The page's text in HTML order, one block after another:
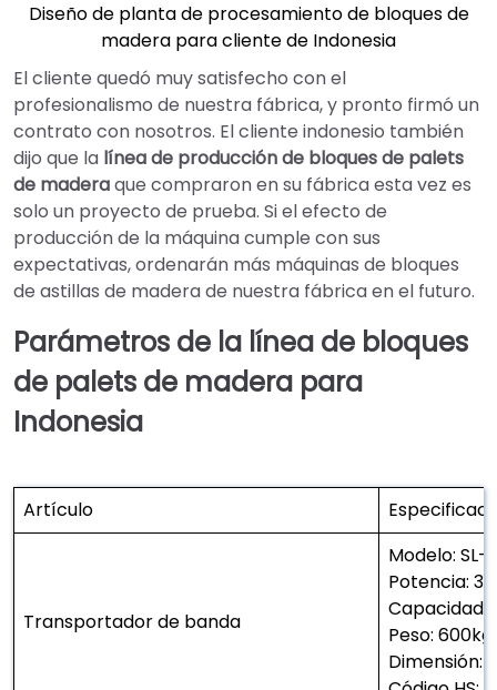
Diseño de planta de procesamiento de bloques de
madera para cliente de Indonesia
El cliente quedó muy satisfecho con el
profesionalismo de nuestra fábrica, y pronto firmó un
contrato con nosotros. El cliente indonesio también
dijo que la línea de producción de bloques de palets
de maderaque compraron en su fábrica esta vez es
solo un proyecto de prueba. Si el efecto de
producción de la máquina cumple con sus
expectativas, ordenarán más máquinas de bloques
de astillas de madera de nuestra fábrica en el futuro.
Parámetros de la línea de bloques
de palets de madera para
Indonesia
Artículo
Transportador de banda
Modelo:
Potencia:
Capacidad:
Peso: 600kg
Dimensión: